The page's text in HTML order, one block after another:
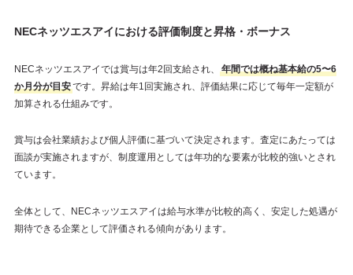
NECネッツエスアイにおける評価制度と昇格・ボーナス
NECネッツエスアイでは賞与は年2回支給され、
年間では概ね基本給の5〜6
か月分が目安です。昇給は年1回実施され、評価結果に応じて毎年一定額が
加算される仕組みです。
賞与は会社業績および個人評価に基づいて決定されます。査定にあたっては
面談が実施されますが、制度運用としては年功的な要素が比較的強いとされ
ています。
全体として、NECネッツエスアイは給与水準が比較的高く、安定した処遇が
期待できる企業として評価される傾向があります。